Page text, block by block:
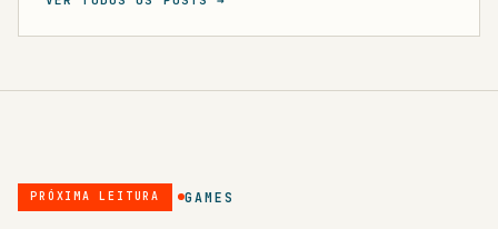
PRÓXIMA LEITURA GAMES